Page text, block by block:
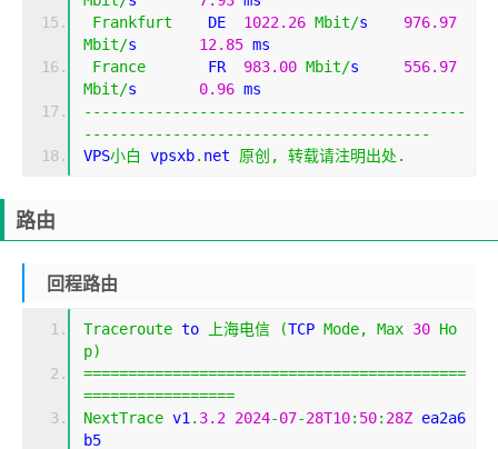
Frankfurt
    DE
1022.26 Mbit/s 976.97
Mbit/s 12.85
France
       FR
983.00 Mbit/s 556.97
Mbit/s 0.96
-------------------------------------------
---------------------------------------
VPS小白 vpsxb. net 原创, 转载请注明出处.
路由
回程路由
Traceroute to 上海电信 (TCP Mode, Max 30 Ho
p)
===========================================
=================
NextTrace v1. 3.2 2024-07-28T10: 50: 28Z ea2a6
b5